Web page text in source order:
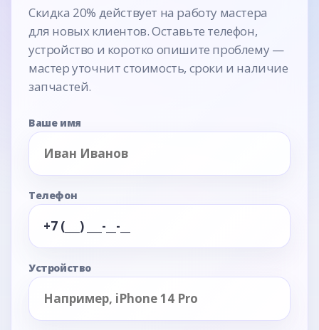
Скидка 20% действует на работу мастера
для новых клиентов. Оставьте телефон,
устройство и коротко опишите проблему —
мастер уточнит стоимость, сроки и наличие
запчастей.
Ваше имя
Телефон
Устройство